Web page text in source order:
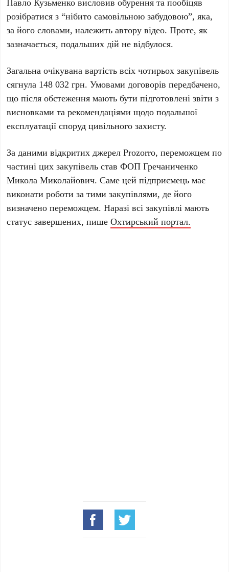
розібратися з “нібито самовільною забудовою”, яка,
за його словами, належить автору відео. Проте, як
зазначається, подальших дій не відбулося.
Загальна очікувана вартість всіхчотирьох закупівель
сягнула 148 032 грн. Умовами договорів передбачено,
що після обстеження мають бути підготовлені звіти з
висновками та рекомендаціями щодо подальшої
експлуатації споруд цивільного захисту.
За даними відкритих джерелProzorro, переможцем по
частині цих закупівель ставФОП Гречаниченко
Микола Миколайович. Саме цей підприємець має
виконати роботи за тими закупівлями, де його
визначено переможцем. Наразі всі закупівлі мають
статус завершених, пишеОхтирський портал.